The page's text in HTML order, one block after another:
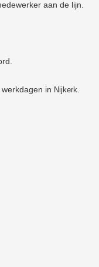
aan de lijn.
in Nijkerk